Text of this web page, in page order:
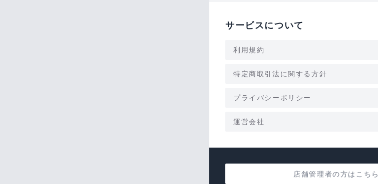
サービスについて
利用規約
特定商取引法に関する方針
プライバシーポリシー
運営会社
店舗管理者の方はこちら